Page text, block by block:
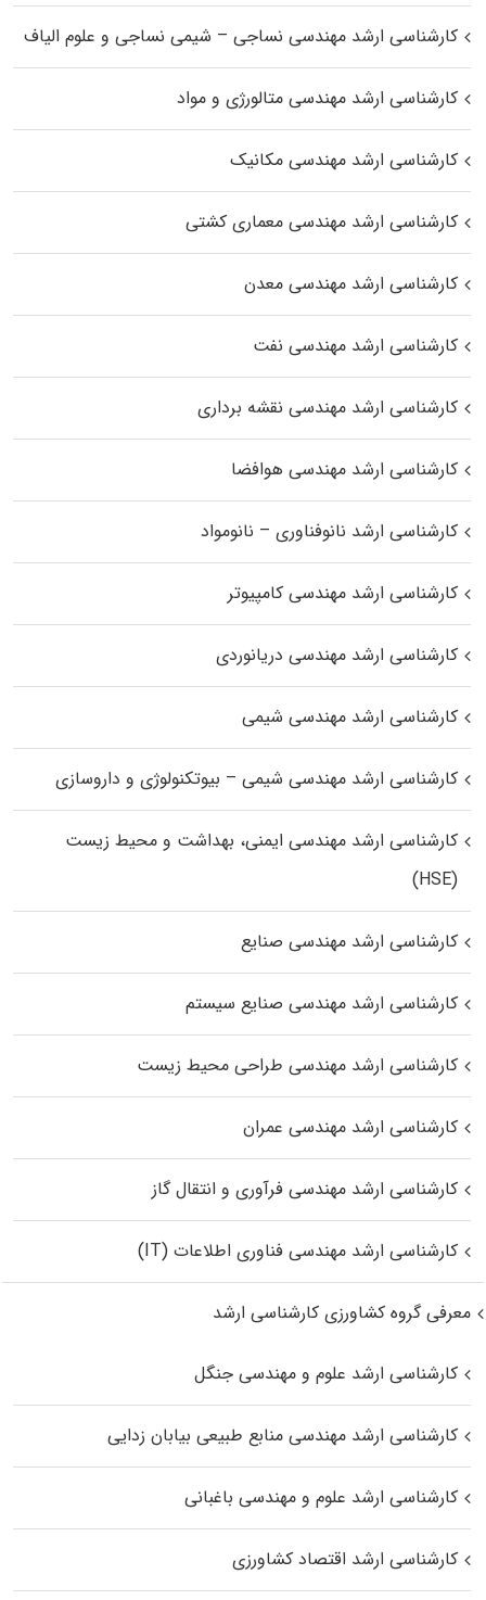
کارشناسی ارشد مهندسی نساجی – شیمی نساجی و علوم الیاف
کارشناسی ارشد مهندسی متالورژی و مواد
کارشناسی ارشد مهندسی مکانیک
کارشناسی ارشد مهندسی معماری کشتی
کارشناسی ارشد مهندسی معدن
کارشناسی ارشد مهندسی نفت
کارشناسی ارشد مهندسی نقشه برداری
کارشناسی ارشد مهندسی هوافضا
کارشناسی ارشد نانوفناوری – نانومواد
کارشناسی ارشد مهندسی کامپیوتر
کارشناسی ارشد مهندسی دریانوردی
کارشناسی ارشد مهندسی شیمی
کارشناسی ارشد مهندسی شیمی – بیوتکنولوژی و داروسازی
کارشناسی ارشد مهندسی ایمنی، بهداشت و محیط زیست
(HSE)
کارشناسی ارشد مهندسی صنایع
کارشناسی ارشد مهندسی صنایع سیستم
کارشناسی ارشد مهندسی طراحی محیط زیست
کارشناسی ارشد مهندسی عمران
کارشناسی ارشد مهندسی فرآوری و انتقال گاز
کارشناسی ارشد مهندسی فناوری اطلاعات (IT)
معرفی گروه کشاورزی کارشناسی ارشد
کارشناسی ارشد علوم و مهندسی جنگل
کارشناسی ارشد مهندسی منابع طبیعی بیابان زدایی
کارشناسی ارشد علوم و مهندسی باغبانی
کارشناسی ارشد اقتصاد کشاورزی